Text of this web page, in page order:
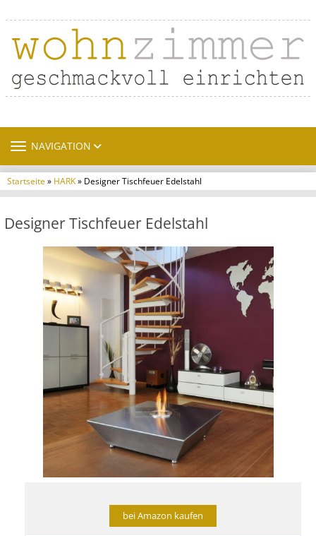
TOGGLE NAVIGATION
NAVIGATION
Startseite» HARK» Designer Tischfeuer Edelstahl
Designer Tischfeuer Edelstahl
bei Amazon kaufen